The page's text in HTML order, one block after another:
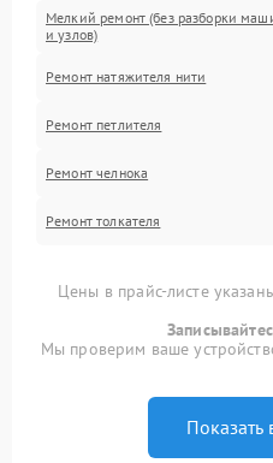
Мелкий ремонт (без разборки
и узлов)
Ремонт натяжителя нити
Ремонт петлителя
Ремонт челнока
Ремонт толкателя
Цены в прайс-листе
Мы проверим ваше
Показать